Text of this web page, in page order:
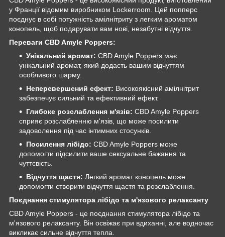
у Франції відомим виробником Lockerroom. Цей попперс
поєднує в собі потужність амілнітриту з легким ароматом
конопель, щоб подарувати вам нові, незабутні відчуття.
Переваги CBD Amyle Poppers:
Унікальний аромат: CBD Amyle Poppers має
унікальний аромат, який додасть вашим відчуттям
особливого шарму.
Неперевершений ефект: Високоякісний амілнітрит
забезпечує сильний та ефективний ефект.
Глибоке розслаблення м'язів: CBD Amyle Poppers
сприяє розслабленню м'язів, що може посилити
задоволення під час інтимних стосунків.
Посилення лібідо: CBD Amyle Poppers може
допомогти підсилити ваше сексуальне бажання та
чуттєвість.
Відчуття щастя: Легкий аромат конопель може
допомогти створити відчуття щастя та розслаблення.
Поєднання стимулятора лібідо та м'язового релаксанту
CBD Amyle Poppers - це поєднання стимулятора лібідо та
м'язового релаксанту. Він освіжає при вдиханні, але водночас
викликає сильне відчуття тепла.